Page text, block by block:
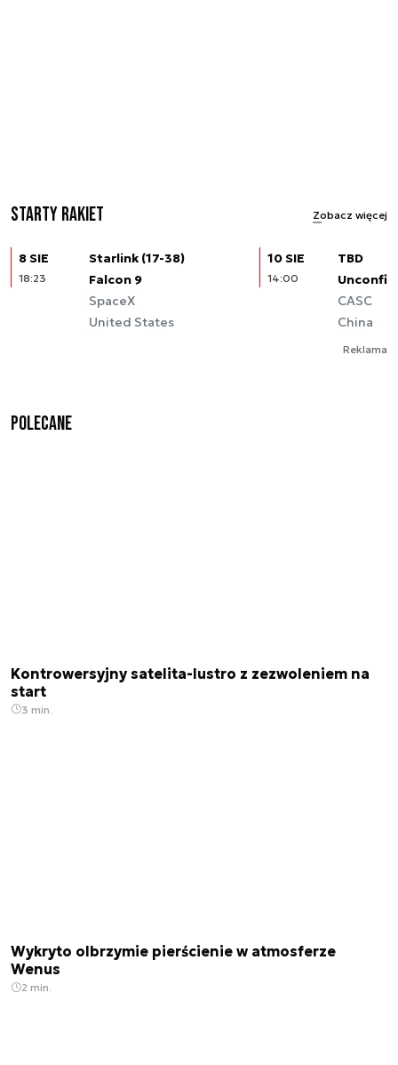
Starty rakiet Zobacz więcej
8 SIE
18:23
Starlink (17-38)
Falcon 9
SpaceX
United States
10 SIE
14:00
TBD
CASC
China
Reklama
Polecane
Kontrowersyjny satelita-lustro z zezwoleniem na
start
3 min.
Wykryto olbrzymie pierścienie w atmosferze
Wenus
2 min.